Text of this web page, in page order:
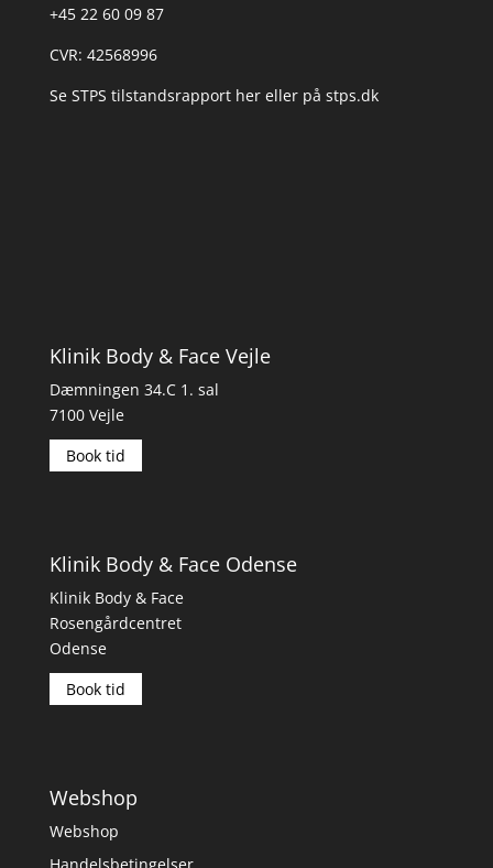
+45 22 60 09 87
CVR: 42568996
Se STPS tilstandsrapport hereller på stps.dk
Klinik Body & Face Vejle
Dæmningen 34.C 1. sal
7100 Vejle
Book tid
Klinik Body & Face Odense
Klinik Body & Face
Rosengårdcentret
Odense
Book tid
Webshop
Webshop